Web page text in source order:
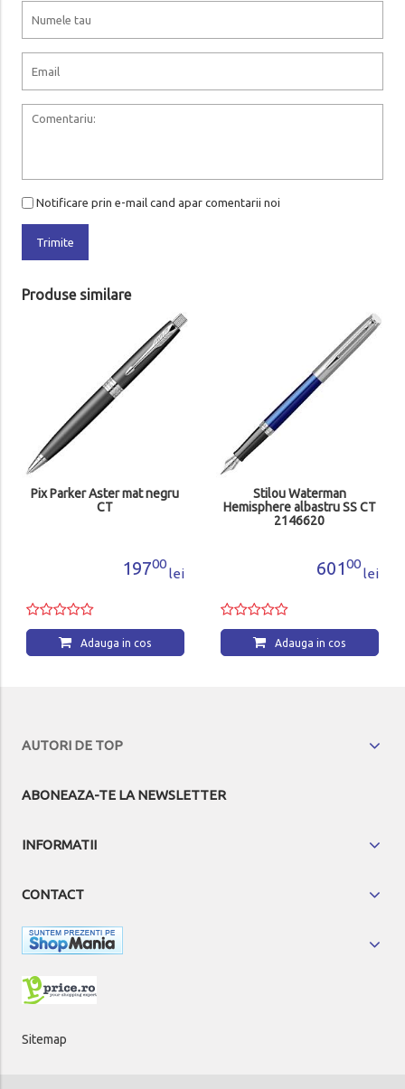
Notificare prin e-mail cand apar comentarii noi
Trimite
Produse similare
Pix Parker Aster mat negru
CT
19700
lei
Adauga in cos
Stilou Waterman
Hemisphere albastru SS CT
2146620
60100
lei
Adauga in cos
AUTORI DE TOP
ABONEAZA-TE LA NEWSLETTER
INFORMATII
CONTACT
Sitemap